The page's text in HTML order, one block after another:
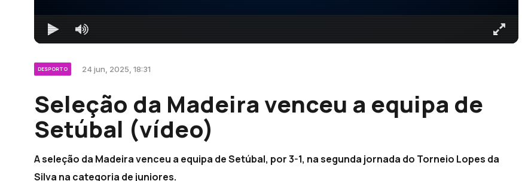
DESPORTO 24 jun, 2025, 18:31
Seleção da Madeira venceu a equipa de
Setúbal (vídeo)
A seleção da Madeira venceu a equipa de Setúbal, por 3-1, na segunda jornada do Torneio Lopes da
Silva na categoria de juniores.